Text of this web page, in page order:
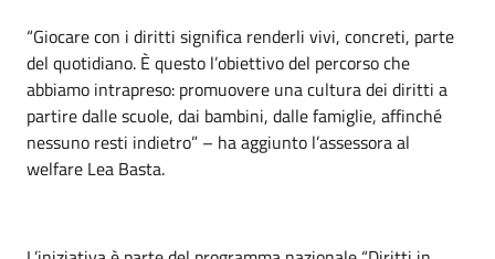
“Giocare con i diritti significa renderli vivi, concreti, parte
del quotidiano. È questo l’obiettivo del percorso che
abbiamo intrapreso: promuovere una cultura dei diritti a
partire dalle scuole, dai bambini, dalle famiglie, affinché
nessuno resti indietro” – ha aggiunto l’assessora al
welfare Lea Basta.